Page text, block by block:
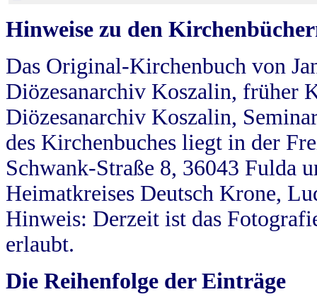
Hinweise zu den
Das Original-Kirchenbuch von
Diözesanarchiv Koszalin, früher
Diözesanarchiv Koszalin,
des Kirchenbuches liegt in der
Schwank-Straße 8, 36043 Fulda
Heimatkreises Deutsch Krone,
Hinweis: Derzeit ist das
erlaubt.
Die Reihenfolge der Einträge